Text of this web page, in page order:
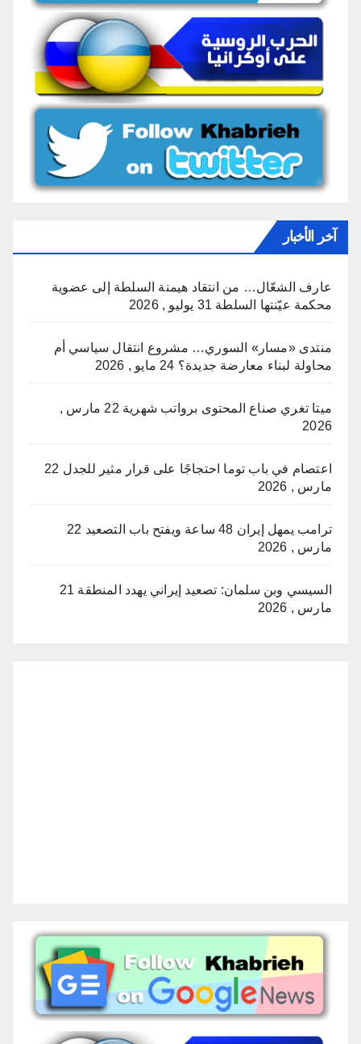
آخر الأخبار
عارف الشعّال… من انتقاد هيمنة السلطة إلى عضوية
محكمة عيّنتها السلطة 31 يوليو , 2026
منتدى «مسار» السوري… مشروع انتقال سياسي أم
محاولة لبناء معارضة جديدة؟ 24 مايو , 2026
ميتا تغري صناع المحتوى برواتب شهرية
22 مارس ,
2026
اعتصام في باب توما احتجاجًا على قرار مثير للجدل 22
مارس , 2026
ترامب يمهل إيران 48 ساعة ويفتح باب التصعيد
22
مارس , 2026
السيسي وبن سلمان: تصعيد إيراني يهدد المنطقة 21
مارس , 2026